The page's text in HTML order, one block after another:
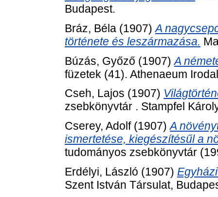
Budapest.
Bráz, Béla (1907)A
története és leszármazása.
Búzás, Győző (1907)A
füzetek (41). Athenaeum
Cseh, Lajos (1907)
zsebkönyvtár . Stampfel
Cserey, Adolf(1907)A
ismertetése, kiegészítésűl a
tudományos zsebkönyvtár
Erdélyi, László (1907)
Szent István Társulat,